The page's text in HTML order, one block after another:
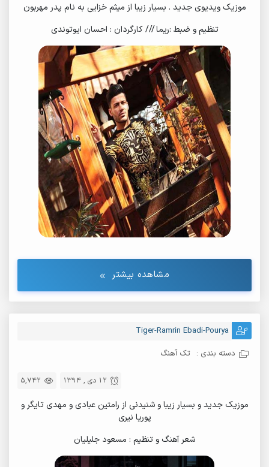
موزیک ویدیوی جدید . بسیار زیبا از میثم خزایی به نام پدر مهربون
تنظیم و ضبط :ریما /// کارگردان : احسان ایوتوندی
مشاهده بیشتر
Tiger-Ramrin Ebadi-Pourya
دسته بندی : تک آهنگ
5,742 12 دی , 1394
موزیک جدید و بسیار زیبا و شنیدنی از رامتین عبادی و مهدی تایگر و
پوریا نیری
شعر آهنگ و تنظیم : مسعود جلیلیان